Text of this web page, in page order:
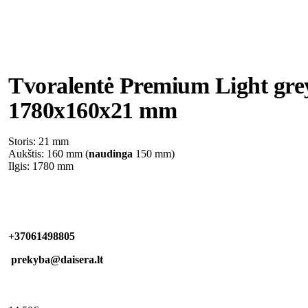
Tvoralentė Premium Light
1780x160x21 mm
Storis: 21 mm
Aukštis: 160 mm (naudinga 150 mm)
Ilgis: 1780 mm
+37061498805
prekyba@daisera.lt